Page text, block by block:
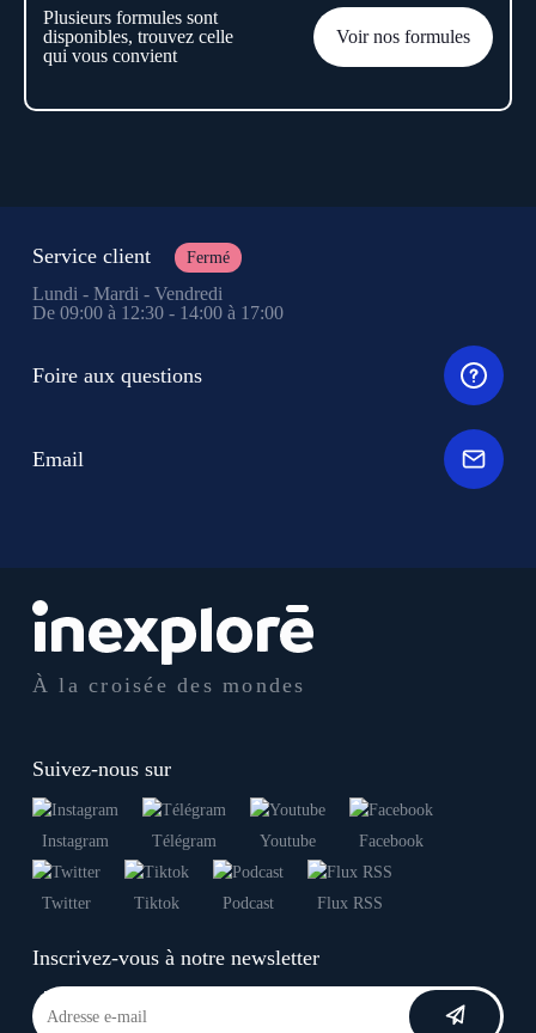
Plusieurs formules sont
disponibles, trouvez celle
qui vous convient
Voir nos formules
À la croisée des mondes
Suivez-nous sur
Instagram Télégram Youtube Facebook
Twitter Tiktok Podcast Flux RSS
Inscrivez-vous à notre newsletter
Service client Fermé
Lundi - Mardi - Vendredi
De 09:00 à 12:30 - 14:00 à 17:00
Foire aux questions
Email